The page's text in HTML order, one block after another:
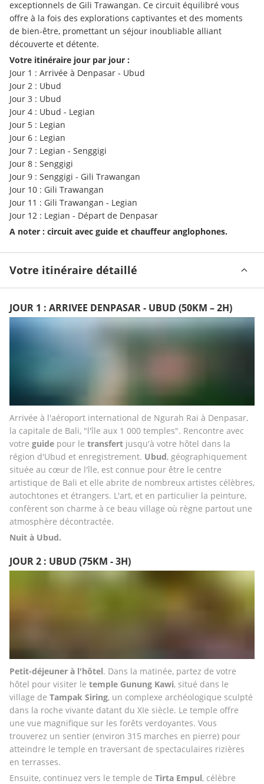
exceptionnels de Gili Trawangan. Ce circuit équilibré vous
offre à la fois des explorations captivantes et des moments
de bien-être, promettant un séjour inoubliable alliant
découverte et détente.
Votre itinéraire jour par jour :
Jour 1 : Arrivée à Denpasar - Ubud
Jour 2 : Ubud
Jour 3 : Ubud
Jour 4 : Ubud - Legian
Jour 5 : Legian
Jour 6 : Legian
Jour 7 : Legian - Senggigi
Jour 8 : Senggigi
Jour 9 : Senggigi - Gili Trawangan
Jour 10 : Gili Trawangan
Jour 11 : Gili Trawangan - Legian
Jour 12 : Legian - Départ de Denpasar
A noter : circuit avec guide et chauffeur anglophones.
Votre itinéraire détaillé
JOUR 1 : ARRIVEE DENPASAR - UBUD (50KM – 2H)
Arrivée à l'aéroport international de Ngurah Rai à Denpasar,
la capitale de Bali, "l'île aux 1 000 temples". Rencontre avec
votre guide pour le transfert jusqu'à votre hôtel dans la
région d'Ubud et enregistrement. Ubud, géographiquement
située au cœur de l'île, est connue pour être le centre
artistique de Bali et elle abrite de nombreux artistes célèbres,
autochtones et étrangers. L'art, et en particulier la peinture,
confèrent son charme à ce beau village où règne partout une
atmosphère décontractée.
Nuit à Ubud.
JOUR 2 : UBUD (75KM - 3H)
Petit-déjeuner à l'hôtel. Dans la matinée, partez de votre
hôtel pour visiter le temple Gunung Kawi, situé dans le
village de Tampak Siring, un complexe archéologique sculpté
dans la roche vivante datant du XIe siècle. Le temple offre
une vue magnifique sur les forêts verdoyantes. Vous
trouverez un sentier (environ 315 marches en pierre) pour
atteindre le temple en traversant de spectaculaires rizières
en terrasses.
Ensuite, continuez vers le temple de Tirta Empul, célèbre